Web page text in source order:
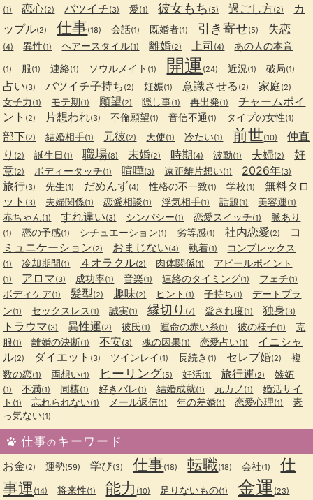
(1) 恋心(2) バツイチ(3) 愛(1) 彼女もち (5) 過ごし方(2)
カ
ップル(2) 仕事(18) 会話(1) 既婚者(1) 引き寄せ(5) 失恋
(4) 異性(1) ヘアースタイル(1) 離婚(2) 上司 (4) あの人の本音
(1) 服(1) 連絡(1) ソウルメイト (1) 開運 (24) 近況 (1) 破局(1)
占い(3) バツイチ子持ち (2) 妊娠(1) 意識させる (2) 家庭(2)
女子力 (1) モテ期(1) 願望(2) 隠し事(1) 再出発(1)
チャームポイ
ント (2) 片想われ(3) 不倫願望(1) 音信不通 (1) タイプの女性(1)
部下(2) 結婚相手(1) 元彼(2) 天使(1) 冷たい(1) 前世(10)
仲直
り (2) 誕生日 (1) 職場(8) 未婚(2) 時期(4) 波動(1) 夫婦(2)
好
意(2) ボディータッチ(1) 喧嘩(3) 遠距離片想い(1) 2026年(3)
旅行(3) 先生(1) だめんず(4) 性格の不一致(1) 学校(1)
無料タロ
ット (3) 夫婦関係(1) 恋愛相談(1) 浮気相手(1) 話題(1) 美容運(1)
赤ちゃん(1) すれ違い(3) シンパシー(1) 恋愛スイッチ(1) 脈あり
(1) 恋の予感(1) シチュエーション(1) 劣等感(1) 社内恋愛(2)
コ
ミュニケーション(2) おまじない(4) 執着(1) コンプレックス
(1) 冷却期間(1) ４オラクル(2) 肉体関係(1) アピールポイント
(1) アロマ(3) 成功率(1) 音楽(1) 連絡のタイミング(1) フェチ(1)
ボディケア(1) 髪型(2) 趣味(2) ヒント (1) 子持ち(1)
デートプラ
ン(1) セックスレス (1) 誠実(1) 縁切り (7) 愛され度(1) 独身(3)
トラウマ(3) 異性運(2) 彼氏(1) 運命の赤い糸(1) 彼の様子(1)
克
服(1) 離婚の決断(1) 不安(3) 魂の因果(1) 恋愛占い(1)
イニシャ
ル(2) ダイエット (3) ツインレイ (1) 長続き (1) セレブ婚(2)
複
数の恋(1) 両想い(1) ヒーリング(5) 妊活(1) 旅行運(2) 嫉妬
(1) 不満(1) 同棲(1) 好きバレ(1) 結婚成就(1) 元カノ (1)
婚活サイ
ト (1) 忘れられない(1) メール返信(1) 年の差婚(1) 恋愛心理(1)
素
っ気ない(1)
仕事のキーワード
お金(2) 運勢(59) 学び(3) 仕事(18) 転職(18) 会社(1)
仕
事運 (14) 将来性(1) 能力 (10) 足りないもの(1) 金運 (23)